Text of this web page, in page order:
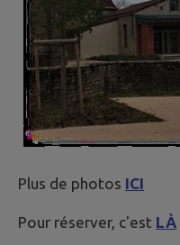
Plus de photos ICI
Pour réserver, c'est LÀ